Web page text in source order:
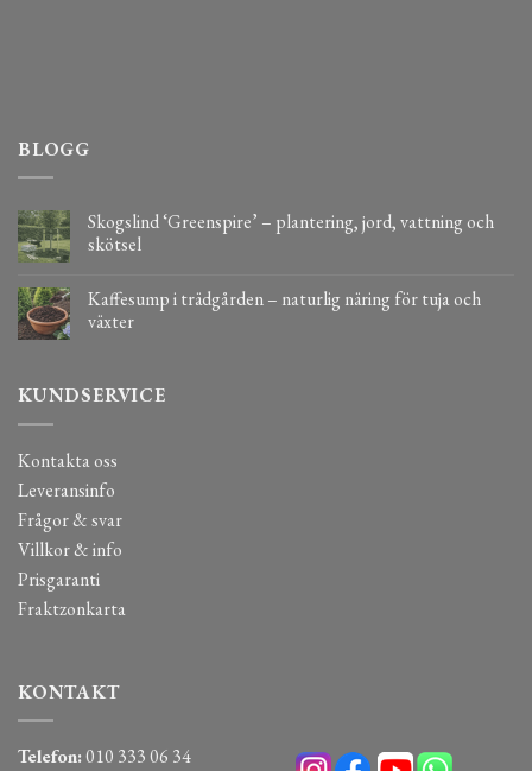
BLOGG
Skogslind ‘Greenspire’ – plantering, jord, vattning och
skötsel
Kaffesump i trädgården – naturlig näring för tuja och
växter
KUNDSERVICE
Kontakta oss
Leveransinfo
Frågor & svar
Villkor & info
Prisgaranti
Fraktzonkarta
KONTAKT
Telefon:010 333 06 34